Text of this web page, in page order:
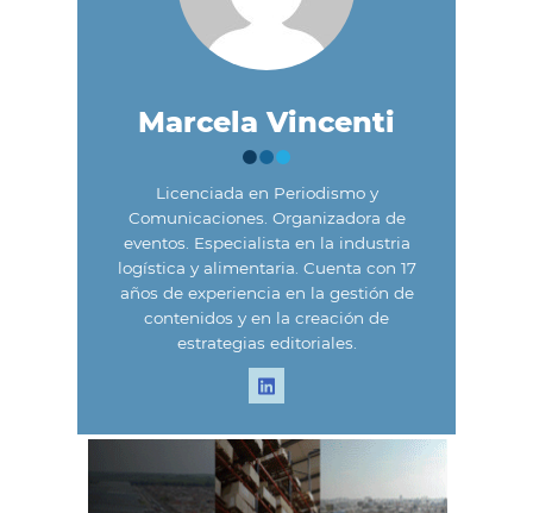
Marcela Vincenti
Licenciada en Periodismo y
Comunicaciones. Organizadora de
eventos. Especialista en la industria
logística y alimentaria. Cuenta con 17
años de experiencia en la gestión de
contenidos y en la creación de
estrategias editoriales.